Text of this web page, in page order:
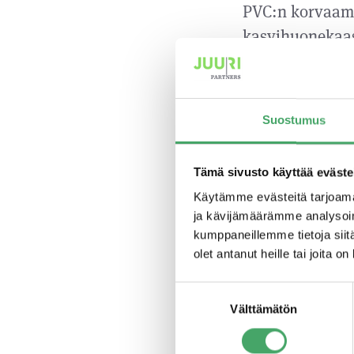
Suostumus
Tämä sivusto käyttää
Käytämme evästeitä
ja kävijämäärämme
kumppaneillemme tietoja
olet antanut heille tai joita
Välttämätön
PVC:n
asentamista
kierrätettävää
aikana.
Kas-Telineet
innovatiivinen
yksilöllisen